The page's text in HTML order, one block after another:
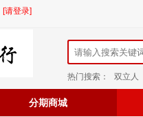
[请登录]
热门搜索： 双立人
分期商城